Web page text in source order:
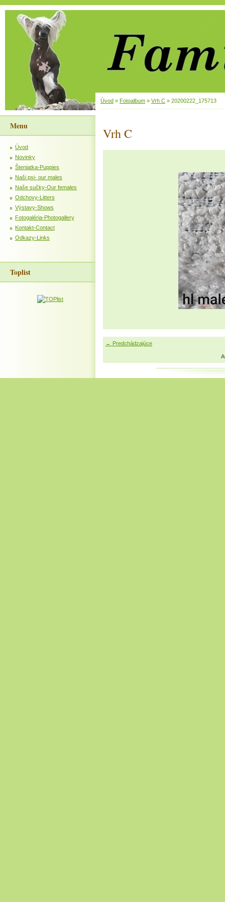
Menu
Úvod
Novinky
Šteniatka-Puppies
Naši psi- our males
Naše sučky-Our females
Odchovy-Litters
Výstavy-Shows
Fotogaléria-Photogallery
Kontakt-Contact
Odkazy-Links
Toplist
Úvod » Fotoalbum » Vrh C » 20200222_175713
Vrh C
← Predchádzajúce